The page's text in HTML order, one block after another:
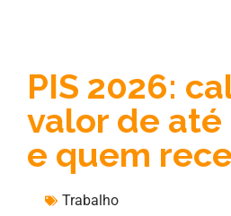
PIS 2026:
valor de até
e quem
Trabalho